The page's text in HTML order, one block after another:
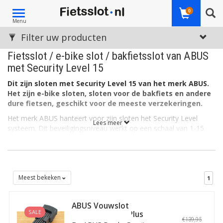
Toggle
navigation
Menu
0
Fietsslot / e-bike slot / bakfietsslot van ABUS
met Security Level 15
Dit zijn sloten met Security Level 15 van het merk ABUS.
Het zijn e-bike sloten, sloten voor de bakfiets en andere
dure fietsen, geschikt voor de meeste verzekeringen.
Het merk ABUS hanteert voor zijn sloten het Security Level
systeem. Dit beveiligingsniveau werkt op een schaal van 1-15
ABUS Security Level 1-4
hoogste diefstalbeveiliging. ABUS sloten met een classificatie
tussen 1 en 4 vallen in de categorie 'basisbescherming'. Ze zijn
of voor bijvoorbeeld de kinderfiets.
ABUS Security Level 5-9
Lees meer
Filter uw producten
Meest bekeken 1
SALE
ABUS Vouwslot
Bordo Granit X Plus
€139,95